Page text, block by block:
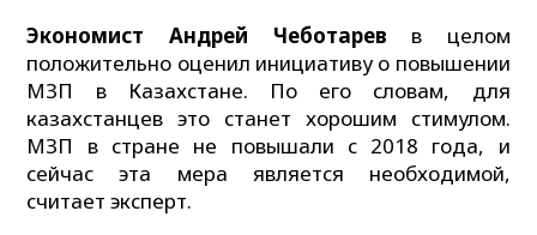
Экономист Андрей Чеботарев в целом
положительно оценил инициативу о повышении
МЗП в Казахстане. По его словам, для
казахстанцев это станет хорошим стимулом.
МЗП в стране не повышали с 2018 года, и
сейчас эта мера является необходимой,
считает эксперт.